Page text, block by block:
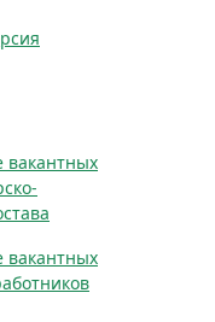
вакантных
вакантных